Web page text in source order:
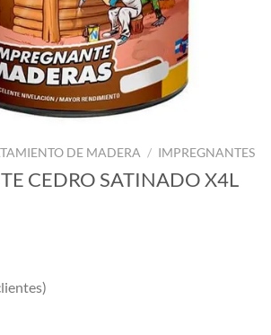
DE MADERA / IMPREGNANTES
CEDRO SATINADO X4L